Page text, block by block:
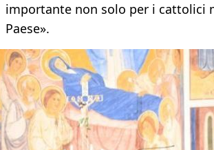
importante non solo per i cattolici
Paese».